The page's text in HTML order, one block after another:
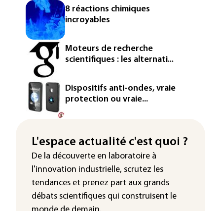
8 réactions chimiques
incroyables
Moteurs de recherche
scientifiques : les alternati...
Dispositifs anti-ondes, vraie
protection ou vraie...
L'espace actualité c'est quoi ?
De la découverte en laboratoire à
l'innovation industrielle, scrutez les
tendances et prenez part aux grands
débats scientifiques qui construisent le